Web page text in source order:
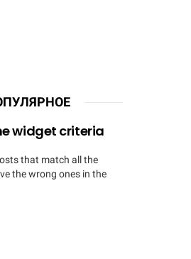
widget criteria
that match all the
the wrong ones in the